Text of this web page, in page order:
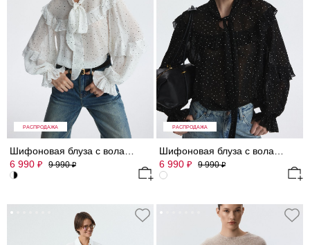
РАСПРОДАЖА
6 990 ₽ 9 990₽
РАСПРОДАЖА
6 990 ₽ 9 990₽